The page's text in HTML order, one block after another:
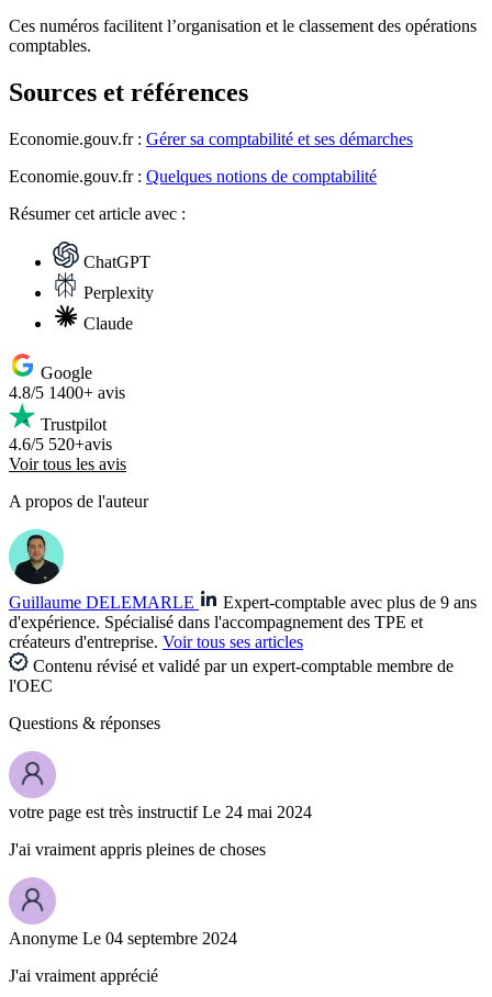
Ces numéros facilitent l’organisation et le classement des opérations
comptables.
Sources et références
Economie.gouv.fr : Gérer sa comptabilité et ses démarches
Economie.gouv.fr : Quelques notions de comptabilité
Résumercet article avec :
ChatGPT
Perplexity
Claude
Google
4.8/5 1400+ avis
Trustpilot
4.6/5 520+avis
Voir tous les avis
A propos de l'auteur
Guillaume DELEMARLE
Expert-comptable avec plus de 9 ans
d'expérience. Spécialisé dans l'accompagnement des TPE et
créateurs d'entreprise. Voir tous ses articles
Contenu révisé et validé par un expert-comptable membre de
l'OEC
Questions & réponses
votre page est très instructif Le 24 mai 2024
J'ai vraiment appris pleines de choses
Anonyme Le 04 septembre 2024
J'ai vraiment apprécié